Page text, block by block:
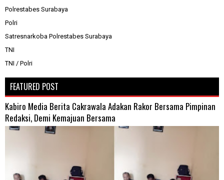
Polrestabes Surabaya
Polri
Satresnarkoba Polrestabes Surabaya
TNI
TNI / Polri
FEATURED POST
Kabiro Media Berita Cakrawala Adakan Rakor Bersama Pimpinan
Redaksi, Demi Kemajuan Bersama